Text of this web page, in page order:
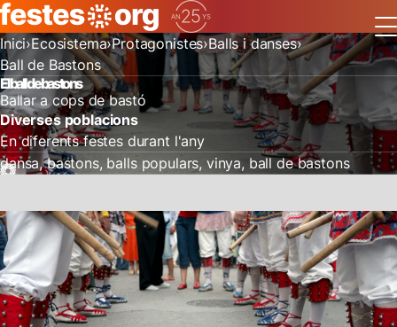
Inici Ecosistema Protagonistes Balls i danses
Ball de Bastons
El ball de bastons
Ballar a cops de bastó
Diverses poblacions
En diferents festes durant l'any
dansa bastons balls populars vinya ball de bastons